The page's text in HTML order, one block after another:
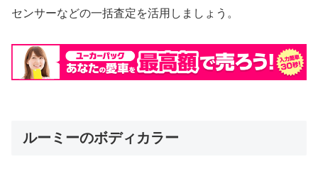
センサーなどの一括査定を活用しましょう。
ルーミーのボディカラー